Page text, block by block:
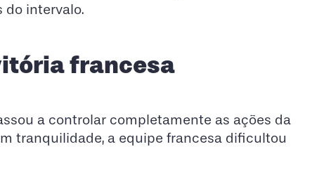
do intervalo.
francesa
a controlar completamente as ações da
tranquilidade, a equipe francesa dificultou